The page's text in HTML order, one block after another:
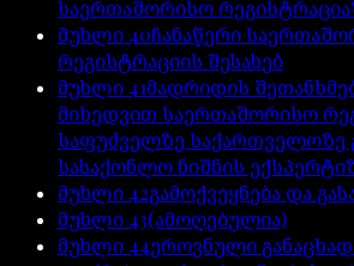
საერთაშორისო
მუხლი 40ჩანაწერი
რეგისტრაციის შესახებ
მუხლი 41მადრიდის
მიხედვით საერთაშორისო
საფუძველზე საქართველოზე
სასაქონლო ნიშნის
მუხლი 42გამოქვეყნება და
მუხლი 43(ამოღებულია)
მუხლი 44ეროვნული